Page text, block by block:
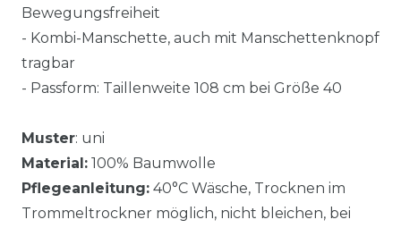
Bewegungsfreiheit
- Kombi-Manschette, auch mit Manschettenknopf
tragbar
- Passform: Taillenweite 108 cm bei Größe 40
Muster: uni
Material: 100% Baumwolle
Pflegeanleitung: 40°C Wäsche, Trocknen im
Trommeltrockner möglich, nicht bleichen, bei